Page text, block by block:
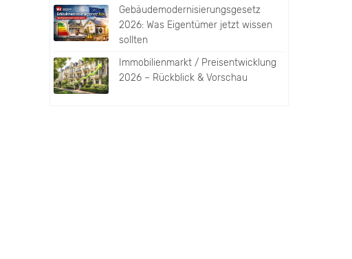
Gebäudemodernisierungsgesetz
2026: Was Eigentümer jetzt wissen
sollten
Immobilienmarkt / Preisentwicklung
2026 – Rückblick & Vorschau